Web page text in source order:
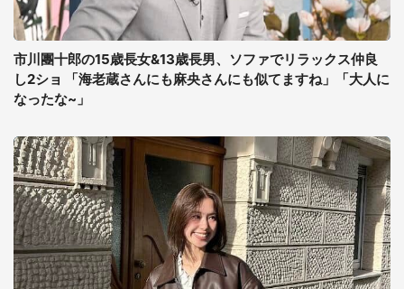
市川團十郎の15歳長女&13歳長男、ソファでリラックス仲良
し2ショ 「海老蔵さんにも麻央さんにも似てますね」「大人に
なったな~」